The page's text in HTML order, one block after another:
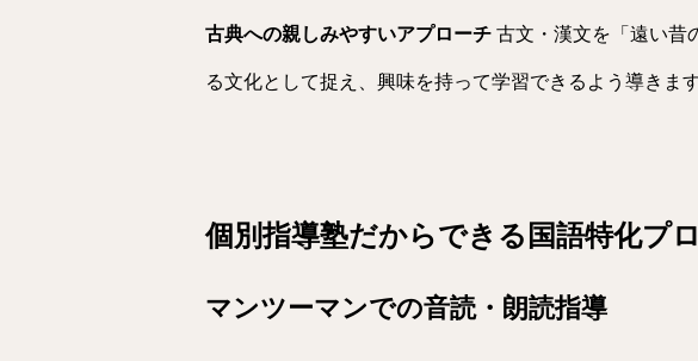
古典への親しみやすいアプローチ 古文・漢文を「遠い昔
る文化として捉え、興味を持って学習できるよう導きます
個別指導塾だからできる国語特化プ
マンツーマンでの音読・朗読指導